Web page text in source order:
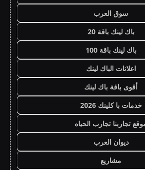
سوق العرب
باك لينك باقة 20
باك لينك باقة 100
اعلانات الباك لينك
أقوى باقة باك لينك
خدمات با كلينك 2026
تجاربنا تجارب الحياه
ديوان العرب
مشاريع